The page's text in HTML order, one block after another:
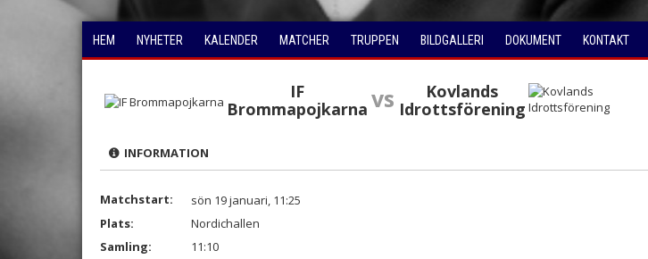
HEM NYHETER KALENDER MATCHER TRUPPEN BILDGALLERI DOKUMENT KONTAKT
IF
Brommapojkarna vs
Kovlands
Idrottsförening
INFORMATION
Matchstart:
sön 19 januari, 11:25
Plats:
Nordichallen
Samling:
11:10